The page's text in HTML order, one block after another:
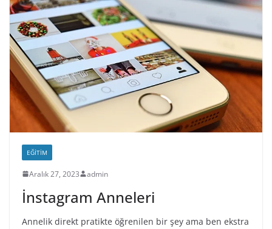
EĞITIM
Aralık 27, 2023 admin
İnstagram Anneleri
Annelik direkt pratikte öğrenilen bir şey ama ben ekstra